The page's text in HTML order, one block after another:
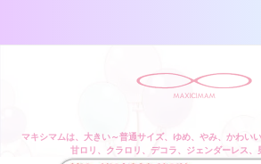
マキシマムは、大きい～普通サイズ、ゆめ、やみ、かわい
甘ロリ、クラロリ、デコラ、ジェンダーレス、